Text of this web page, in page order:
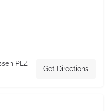
PLZ
Get Directions